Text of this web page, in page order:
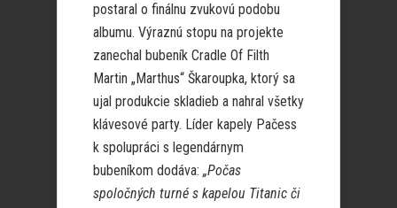
postaral o finálnu zvukovú podobu
albumu. Výraznú stopu na projekte
zanechal bubeník Cradle Of Filth
Martin „Marthus“ Škaroupka, ktorý sa
ujal produkcie skladieb a nahral všetky
klávesové party. Líder kapely Pačess
k spolupráci s legendárnym
bubeníkom dodáva: „Počas
spoločných turné s kapelou Titanic či